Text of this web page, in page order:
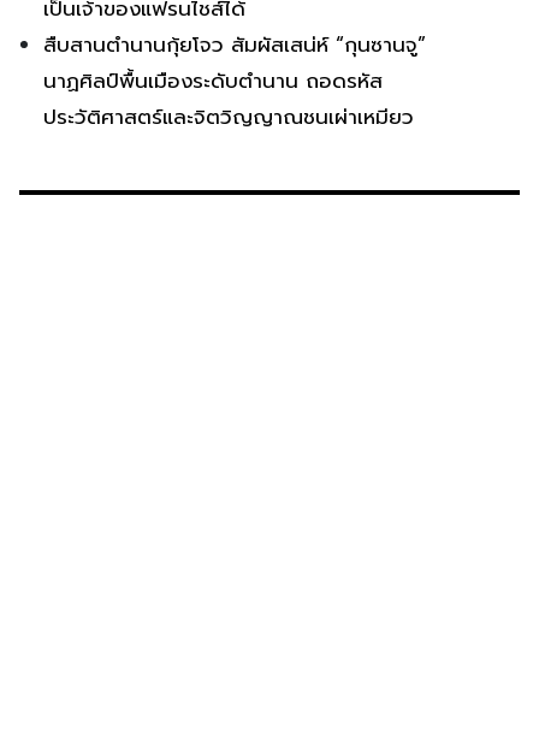
เป็นเจ้าของแฟรนไชส์ได้
สืบสานตำนานกุ้ยโจว สัมผัสเสน่ห์ “กุนซานจู”
นาฏศิลป์พื้นเมืองระดับตำนาน ถอดรหัส
ประวัติศาสตร์และจิตวิญญาณชนเผ่าเหมียว